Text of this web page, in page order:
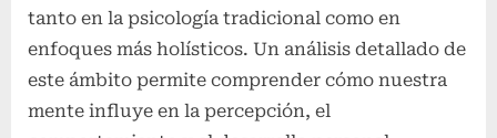
tanto en la psicología tradicional como en
enfoques más holísticos. Un análisis detallado de
este ámbito permite comprender cómo nuestra
mente influye en la percepción, el